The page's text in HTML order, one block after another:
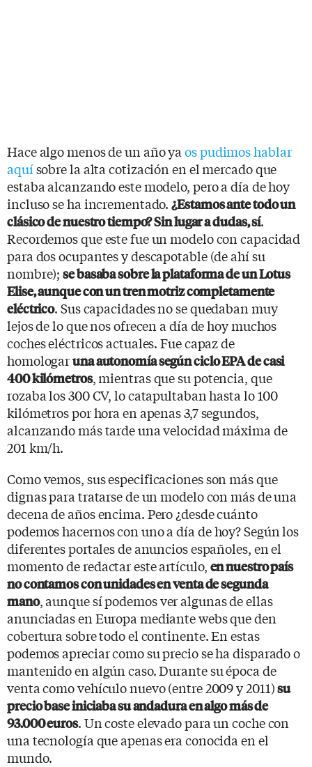
Hace algo menos de un año yaos pudimos hablar
aquísobre la alta cotización en el mercado que
estaba alcanzando este modelo, pero a día de hoy
incluso se ha incrementado.¿Estamos ante todo un
clásico de nuestro tiempo? Sin lugar a dudas, sí.
Recordemos que este fue un modelo con capacidad
para dos ocupantes y descapotable (de ahí su
nombre);se basaba sobre la plataforma de un Lotus
Elise, aunque con un tren motriz completamente
eléctrico. Sus capacidades no se quedaban muy
lejos de lo que nos ofrecen a día de hoy muchos
coches eléctricos actuales. Fue capaz de
homologaruna autonomía según ciclo EPA de casi
400 kilómetros, mientras que su potencia, que
rozaba los 300 CV, lo catapultaban hasta lo 100
kilómetros por hora en apenas 3,7 segundos,
alcanzando más tarde una velocidad máxima de
201 km/h.
Como vemos, sus especificaciones son más que
dignas para tratarse de un modelo con más de una
decena de años encima. Pero ¿desde cuánto
podemos hacernos con uno a día de hoy? Según los
diferentes portales de anuncios españoles, en el
momento de redactar este artículo, en nuestro país
no contamos con unidades en venta de segunda
mano, aunque sí podemos ver algunas de ellas
anunciadas en Europa mediante webs que den
cobertura sobre todo el continente. En estas
podemos apreciar como su precio se ha disparado o
mantenido en algún caso. Durante su época de
venta como vehículo nuevo (entre 2009 y 2011)su
precio base iniciaba su andadura en algo más de
93.000 euros. Un coste elevado para un coche con
una tecnología que apenas era conocida en el
mundo.